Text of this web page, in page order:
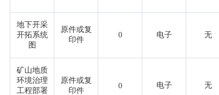
地下开采
开拓系统
图
原件或复
印件
0 电子 无
矿山地质
环境治理
工程部署
原件或复
印件
0 电子 无